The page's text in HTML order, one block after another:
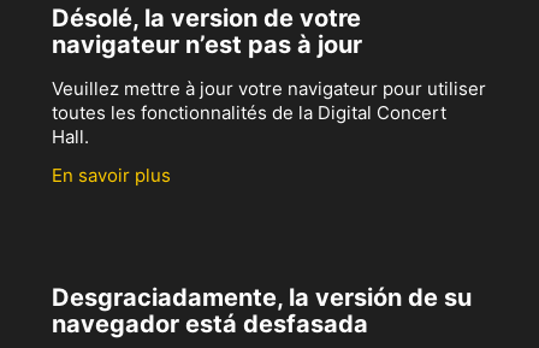
Désolé, la version de votre
navigateur n’est pas à jour
Veuillez mettre à jour votre navigateur pour utiliser
toutes les fonctionnalités de la Digital Concert
Hall.
En savoir plus
Desgraciadamente, la versión de su
navegador está desfasada